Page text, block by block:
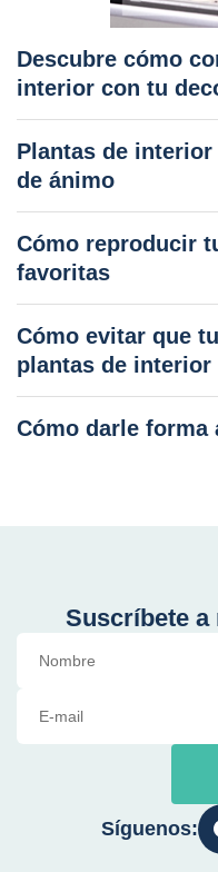
Descubre cómo
interior con tu
Plantas de
de ánimo
Cómo reproducir
favoritas
Cómo evitar que
plantas de interior
Cómo darle
Suscríbete a
Síguenos: